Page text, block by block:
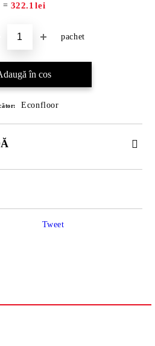
= 322.1 lei
pachet
Econfloor
de confidentialitate
comenzii.
Tweet